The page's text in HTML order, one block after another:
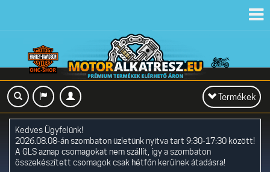
Toggle
navigation
Termékek
Kedves Ügyfelünk!
2026.08.08-án szombaton üzletünk nyitva tart 9:30-17:30 között!
A GLS aznap csomagokat nem szállít, így a szombaton
összekészített csomagok csak hétfőn kerülnek átadásra!